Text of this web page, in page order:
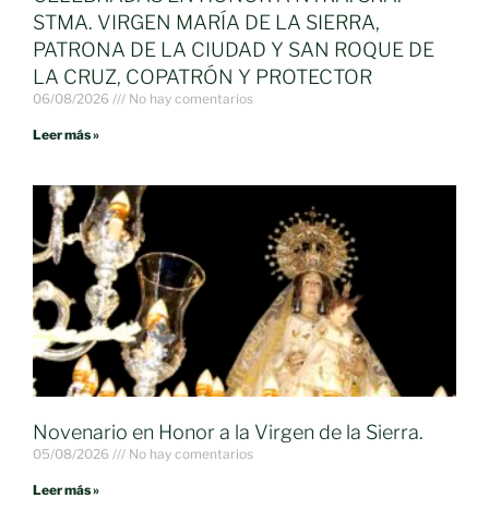
STMA. VIRGEN MARÍA DE LA SIERRA,
PATRONA DE LA CIUDAD Y SAN ROQUE DE
LA CRUZ, COPATRÓN Y PROTECTOR
06/08/2026 No hay comentarios
Leer más »
Novenario en Honor a la Virgen de la Sierra.
05/08/2026 No hay comentarios
Leer más »